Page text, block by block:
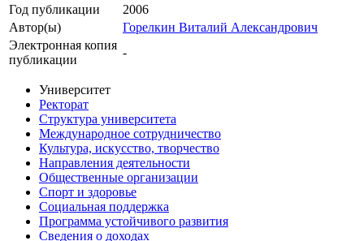
Год публикации
2006
Автор(ы)
Горелкин Виталий Александрович
Электронная копия
публикации
-
Университет
Ректорат
Структура университета
Международное сотрудничество
Культура, искусство, творчество
Направления деятельности
Общественные организации
Спорт и здоровье
Социальная поддержка
Программа устойчивого развития
Сведения о доходах